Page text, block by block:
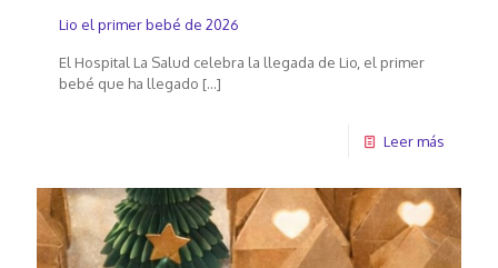
Lio el primer bebé de 2026
El Hospital La Salud celebra la llegada de Lio, el primer
bebé que ha llegado […]
Leer más